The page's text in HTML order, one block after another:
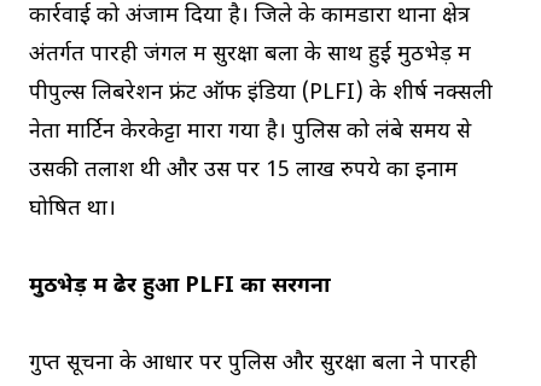
कार्रवाई को अंजाम दिया है। जिले के कामडारा थाना क्षेत्र
अंतर्गत पारही जंगल में सुरक्षा बलों के साथ हुई मुठभेड़ में
पीपुल्स लिबरेशन फ्रंट ऑफ इंडिया (PLFI) के शीर्ष नक्सली
नेता मार्टिन केरकेट्टा मारा गया है। पुलिस को लंबे समय से
उसकी तलाश थी और उस पर 15 लाख रुपये का इनाम
घोषित था।
मुठभेड़ में ढेर हुआ PLFI का सरगना
गुप्त सूचना के आधार पर पुलिस और सुरक्षा बलों ने पारही